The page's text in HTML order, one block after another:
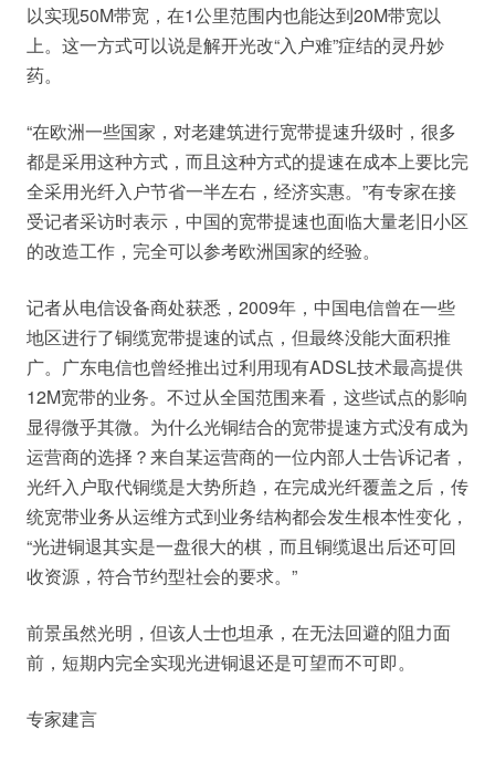
以实现50M带宽，在1公里范围内也能达到20M带宽以
上。这一方式可以说是解开光改“入户难”症结的灵丹妙
药。
“在欧洲一些国家，对老建筑进行宽带提速升级时，很多
都是采用这种方式，而且这种方式的提速在成本上要比完
全采用光纤入户节省一半左右，经济实惠。”有专家在接
受记者采访时表示，中国的宽带提速也面临大量老旧小区
的改造工作，完全可以参考欧洲国家的经验。
记者从电信设备商处获悉，2009年，中国电信曾在一些
地区进行了铜缆宽带提速的试点，但最终没能大面积推
广。广东电信也曾经推出过利用现有ADSL技术最高提供
12M宽带的业务。不过从全国范围来看，这些试点的影响
显得微乎其微。为什么光铜结合的宽带提速方式没有成为
运营商的选择？来自某运营商的一位内部人士告诉记者，
光纤入户取代铜缆是大势所趋，在完成光纤覆盖之后，传
统宽带业务从运维方式到业务结构都会发生根本性变化，
“光进铜退其实是一盘很大的棋，而且铜缆退出后还可回
收资源，符合节约型社会的要求。”
前景虽然光明，但该人士也坦承，在无法回避的阻力面
前，短期内完全实现光进铜退还是可望而不可即。
专家建言